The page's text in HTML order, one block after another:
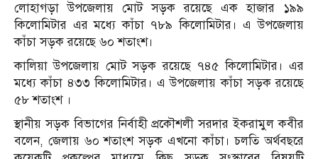
লোহাগড়া উপজেলায় মোট সড়ক রয়েছে এক হাজার ১৯৯
কিলোমিটার এর মধ্যে কাঁচা ৭৮৯ কিলোমিটার। এ উপজেলায়
কাঁচা সড়ক রয়েছে ৬০ শতাংশ।
কালিয়া উপজেলায় মোট সড়ক রয়েছে ৭৪৫ কিলোমিটার। এর
মধ্যে কাঁচা ৪৩৩ কিলোমিটার। এ উপজেলায় কাঁচা সড়ক রয়েছে
৫৮ শতাংশ ।
স্থানীয় সড়ক বিভাগের নির্বাহী প্রকৌশলী সরদার ইকরামুল কবীর
বলেন, জেলায় ৬০ শতাংশ সড়ক এখনো কাঁচা। চলতি অর্থবছরে